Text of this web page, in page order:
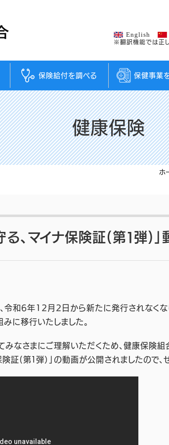
English
※翻訳機能では正し
保険給付を調べる 保健事業
ホ
健康保険
る、マイナ保険証(第１弾)
令和6年12月2日から新たに発行されなくな
に移行いたしました。
なさまにご理解いただくため、健康保険組
険証(第１弾）」の動画が公開されましたので、